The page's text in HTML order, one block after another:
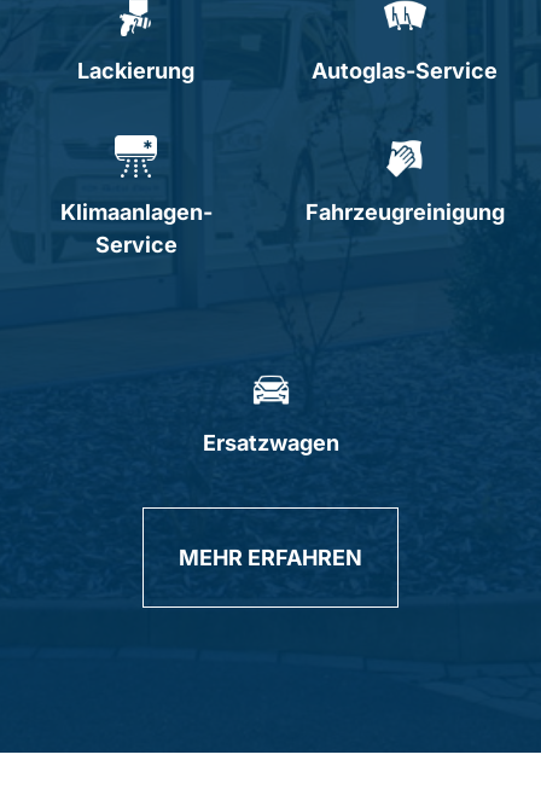
Lackierung Autoglas-Service
Klimaanlagen-
Service
Fahrzeugreinigung
Ersatzwagen
MEHR ERFAHREN